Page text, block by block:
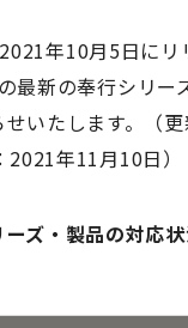
年10月5日にリ
最新の奉行シリー
いたします。（
年11月10日）
ズ・製品の対応状